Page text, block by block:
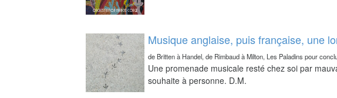
Musique anglaise, puis française, une
de Britten à Handel, de Rimbaud à Milton, Les Paladins pour
Une promenade musicale resté chez soi par
souhaite à personne. D.M.